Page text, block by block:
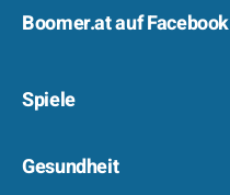
Boomer.at auf Facebook
Spiele
Gesundheit